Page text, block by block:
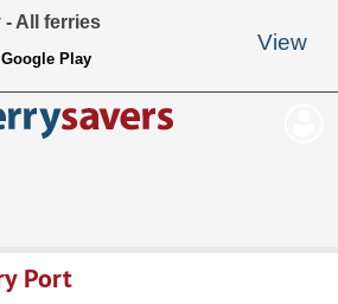
- All ferries
Play
View
Port